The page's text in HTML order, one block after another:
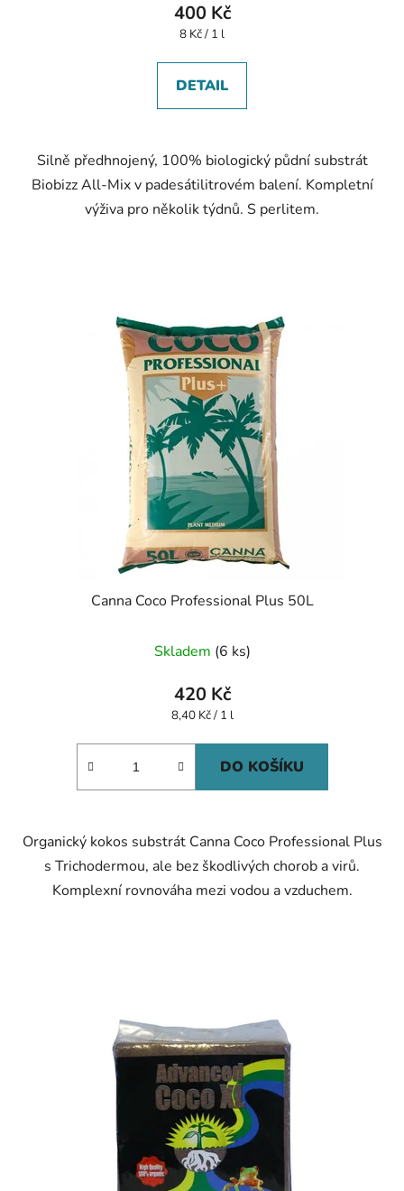
400 Kč
Měrná
8 Kč / 1 l
DETAIL
Silně předhnojený, 100% biologický půdní substrát
Biobizz All-Mix v padesátilitrovém balení. Kompletní
výživa pro několik týdnů. S perlitem.
Canna Coco Professional Plus 50L
Skladem (6 ks)
420 Kč
Měrná
8,40 Kč / 1 l
DO KOŠÍKU
Organický kokos substrát Canna Coco Professional Plus
s Trichodermou, ale bez škodlivých chorob a virů.
Komplexní rovnováha mezi vodou a vzduchem.